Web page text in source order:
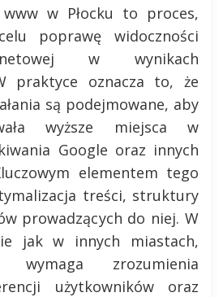
www w Płocku to proces,
poprawę widoczności
w wynikach
praktyce oznacza to, że
są podejmowane, aby
wyższe miejsca w
Google oraz innych
elementem tego
treści, struktury
prowadzących do niej. W
jak w innych miastach,
wymaga zrozumienia
użytkowników oraz